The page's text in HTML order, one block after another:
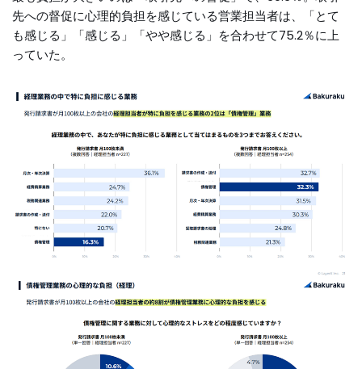
先への督促に心理的負担を感じている営業担当者は、「とて
も感じる」「感じる」「やや感じる」を合わせて75.2％に上
っていた。